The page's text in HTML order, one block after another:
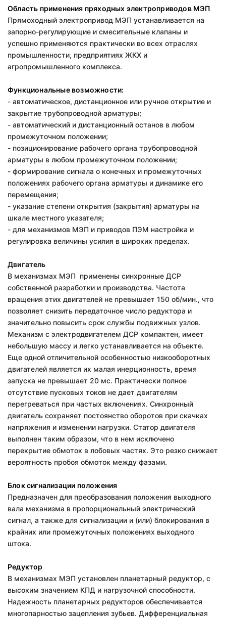
Область применения пряходных электроприводов МЭП
Прямоходный электропривод МЭП устанавливается на
запорно-регулирующие и смесительные клапаны и
успешно применяются практически во всех отраслях
промышленности, предприятиях ЖКХ и
агропромышленного комплекса.
Функциональные возможности:
- автоматическое, дистанционное или ручное открытие и
закрытие трубопроводной арматуры;
- автоматический и дистанционный останов в любом
промежуточном положении;
- позиционирование рабочего органа трубопроводной
арматуры в любом промежуточном положении;
- формирование сигнала о конечных и промежуточных
положениях рабочего органа арматуры и динамике его
перемещения;
- указание степени открытия (закрытия) арматуры на
шкале местного указателя;
- для механизмов МЭП и приводов ПЭМ настройка и
регулировка величины усилия в широких пределах.
Двигатель
В механизмах МЭП применены синхронные ДСР
собственной разработки и производства. Частота
вращения этих двигателей не превышает 150 об/мин., что
позволяет снизить передаточное число редуктора и
значительно повысить срок службы подвижных узлов.
Механизм с электродвигателем ДСР компактен, имеет
небольшую массу и легко устанавливается на объекте.
Еще одной отличительной особенностью низкооборотных
двигателей является их малая инерционность, время
запуска не превышает 20 мс. Практически полное
отсутствие пусковых токов не дает двигателям
перегреваться при частых включениях. Синхронный
двигатель сохраняет постоянство оборотов при скачках
напряжения и изменении нагрузки. Статор двигателя
выполнен таким образом, что в нем исключено
перекрытие обмоток в лобовых частях. Это резко снижает
вероятность пробоя обмоток между фазами.
Блок сигнализации положения
Предназначен для преобразования положения выходного
вала механизма в пропорциональный электрический
сигнал, а также для сигнализации и (или) блокирования в
крайних или промежуточных положениях выходного
штока.
Редуктор
В механизмах МЭП установлен планетарный редуктор, с
высоким значением КПД и нагрузочной способности.
Надежность планетарных редукторов обеспечивается
многопарностью зацепления зубьев. Дифференциальная